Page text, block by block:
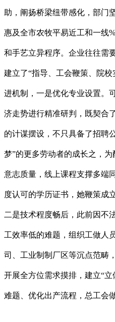
助，阐扬桥梁纽带感化，部门
惠及全市农牧平易近工和一线
和手艺立异程序。企业往往需
建立了“指导、工会鞭策、院
进机制，一是优化专业设置。
济走势进行精准研判，既契合
的计谋摆设，不只具备了招聘
梦”的更多劳动者的成长之，
意志质量，线上课程支撑多端
度认可的学历证书，她鞭策成
二是技术程度畅后，此前因不
工效率低的难题，组织工做人
司、工业制制厂区等沉点范畴
开展全方位需求摸排，建立“
难题、优化出产流程，总工会